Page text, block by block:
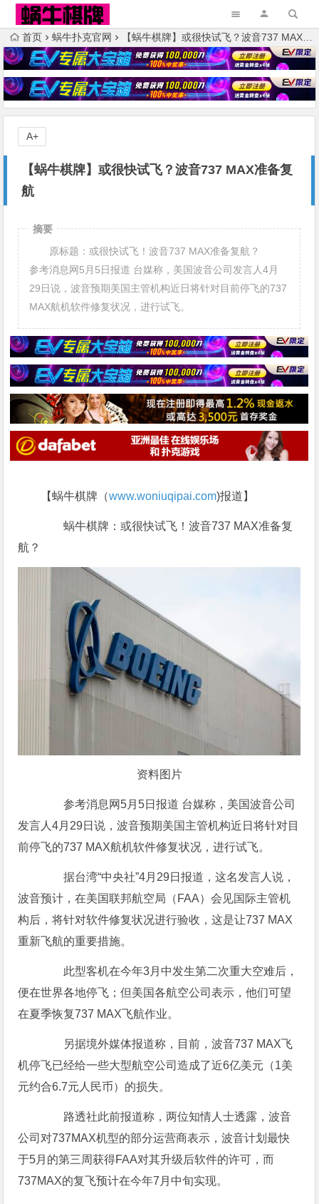
首页 蜗牛扑克官网 【蜗牛棋牌】或很快试飞？波音737 MAX准备复航
【蜗牛棋牌】或很快试飞？波音737 MAX准备复
航
A+
摘要
原标题：或很快试飞！波音737 MAX准备复航？
参考消息网5月5日报道 台媒称，美国波音公司发言人4月
29日说，波音预期美国主管机构近日将针对目前停飞的737
MAX航机软件修复状况，进行试飞。
【蜗牛棋牌（www.woniuqipai.com)报道】
蜗牛棋牌：或很快试飞！波音737 MAX准备复
航？
资料图片
参考消息网5月5日报道 台媒称，美国波音公司
发言人4月29日说，波音预期美国主管机构近日将针对目
前停飞的737 MAX航机软件修复状况，进行试飞。
据台湾“中央社”4月29日报道，这名发言人说，
波音预计，在美国联邦航空局（FAA）会见国际主管机
构后，将针对软件修复状况进行验收，这是让737 MAX
重新飞航的重要措施。
此型客机在今年3月中发生第二次重大空难后，
便在世界各地停飞；但美国各航空公司表示，他们可望
在夏季恢复737 MAX飞航作业。
另据境外媒体报道称，目前，波音737 MAX飞
机停飞已经给一些大型航空公司造成了近6亿美元（1美
元约合6.7元人民币）的损失。
路透社此前报道称，两位知情人士透露，波音
公司对737MAX机型的部分运营商表示，波音计划最快
于5月的第三周获得FAA对其升级后软件的许可，而
737MAX的复飞预计在今年7月中旬实现。